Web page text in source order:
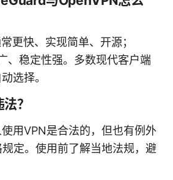
更快、实现简单、开源；
、稳定性强。多数现代客户端
选择。
？
用VPN是合法的，但也有例外
定。使用前了解当地法规，避